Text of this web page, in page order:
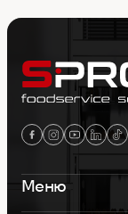
Меню